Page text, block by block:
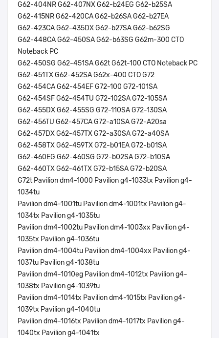
G62-404NR G62-407NX G62-b24EG G62-b25SA
G62-415NR G62-420CA G62-b26SA G62-b27EA
G62-423CA G62-435DX G62-b27SA G62-b62SG
G62-448CA G62-450SA G62-b63SG G62m-300 CTO
Noteback PC
G62-450SG G62-451SA G62t G62t-100 CTO Noteback PC
G62-451TX G62-452SA G62x-400 CTO G72
G62-454CA G62-454EF G72-100 G72-101SA
G62-454SF G62-454TU G72-102SA G72-105SA
G62-455DX G62-455SG G72-110SA G72-130SA
G62-456TU G62-457CA G72-a10SA G72-A20sa
G62-457DX G62-457TX G72-a30SA G72-a40SA
G62-458TX G62-459TX G72-b01EA G72-b01SA
G62-460EG G62-460SG G72-b02SA G72-b10SA
G62-460TX G62-461TX G72-b15SA G72-b20SA
G72t Pavilion dm4-1000 Pavilion g4-1033tx Pavilion g4-
1034tu
Pavilion dm4-1001tu Pavilion dm4-1001tx Pavilion g4-
1034tx Pavilion g4-1035tu
Pavilion dm4-1002tu Pavilion dm4-1003xx Pavilion g4-
1035tx Pavilion g4-1036tu
Pavilion dm4-1004tu Pavilion dm4-1004xx Pavilion g4-
1037tu Pavilion g4-1038tu
Pavilion dm4-1010eg Pavilion dm4-1012tx Pavilion g4-
1038tx Pavilion g4-1039tu
Pavilion dm4-1014tx Pavilion dm4-1015tx Pavilion g4-
1039tx Pavilion g4-1040tu
Pavilion dm4-1016tx Pavilion dm4-1017tx Pavilion g4-
1040tx Pavilion g4-1041tx